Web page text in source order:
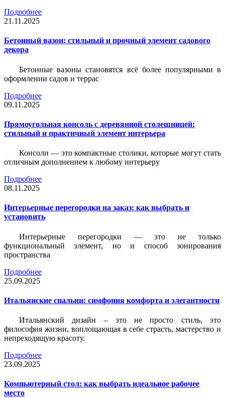
Подробнее
21.11.2025
Бетонный вазон: стильный и прочный элемент садового
декора
Бетонные вазоны становятся всё более популярными в
оформлении садов и террас
Подробнее
09.11.2025
Прямоугольная консоль с деревянной столешницей:
стильный и практичный элемент интерьера
Консоли — это компактные столики, которые могут стать
отличным дополнением к любому интерьеру
Подробнее
08.11.2025
Интерьерные перегородки на заказ: как выбрать и
установить
Интерьерные перегородки — это не только
функциональный элемент, но и способ зонирования
пространства
Подробнее
25.09.2025
Итальянские спальни: симфония комфорта и элегантности
Итальянский дизайн – это не просто стиль, это
философия жизни, воплощающая в себе страсть, мастерство и
непреходящую красоту.
Подробнее
23.09.2025
Компьютерный стол: как выбрать идеальное рабочее
место